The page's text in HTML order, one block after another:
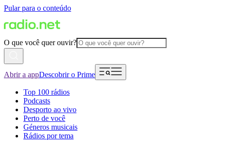
Pular para o conteúdo
O que você quer ouvir?
Abrir a appDescobrir o Prime
Top 100 rádios
Podcasts
Desporto ao vivo
Perto de você
Géneros musicais
Rádios por tema